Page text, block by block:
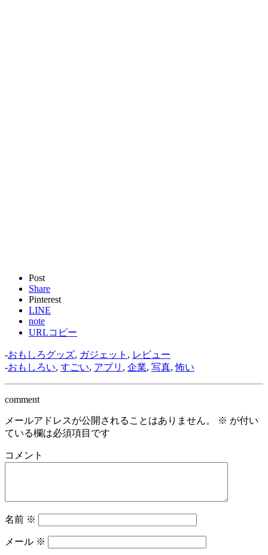
Post
Share
Pinterest
LINE
note
URLコピー
-おもしろグッズ, ガジェット , レビュー
-おもしろい, すごい, アプリ , 企業, 写真,怖い
comment
メールアドレスが公開されることはありません。 ※ が付い
ている欄は必須項目です
コメント
名前 ※
メール ※